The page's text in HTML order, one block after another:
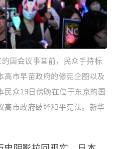
国会议事堂前，民众手持标
高市早苗政府的修宪企图以及
民众19日傍晚在位于东京的国
高市政府破坏和平宪法。新华